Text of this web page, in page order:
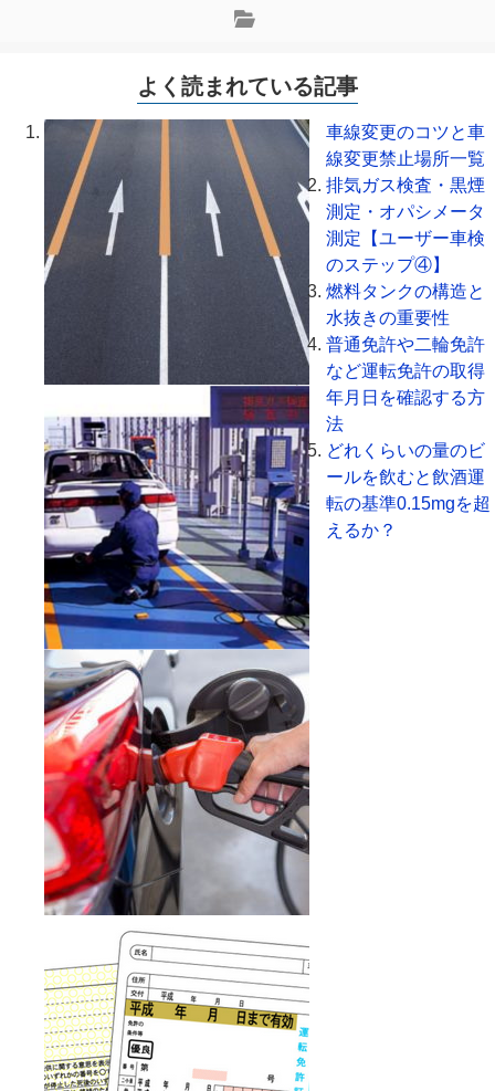
よく読まれている記事
車線変更のコツと車
線変更禁止場所一覧
排気ガス検査・黒煙
測定・オパシメータ
測定【ユーザー車検
のステップ④】
燃料タンクの構造と
水抜きの重要性
普通免許や二輪免許
など運転免許の取得
年月日を確認する方
法
どれくらいの量のビ
ールを飲むと飲酒運
転の基準0.15mgを超
えるか？